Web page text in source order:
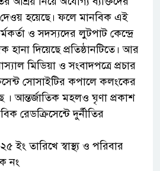
হয়েছে। ফলে মানবিক এই
ও সদস্যদের লুটপাট কেন্দ্রে
দিয়েছে প্রতিষ্ঠানটিতে। আর
মিডিয়া ও সংবাদপত্রে প্রচার
সোসাইটির কপালে কলংকের
আন্তর্জাতিক মহলও ঘৃণা প্রকাশ
রেডক্রিসেন্টে দুর্নীতির
ইং তারিখে স্বাস্থ্য ও পরিবার
নং